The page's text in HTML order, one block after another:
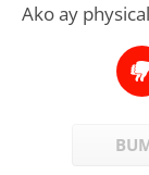
Ako ay